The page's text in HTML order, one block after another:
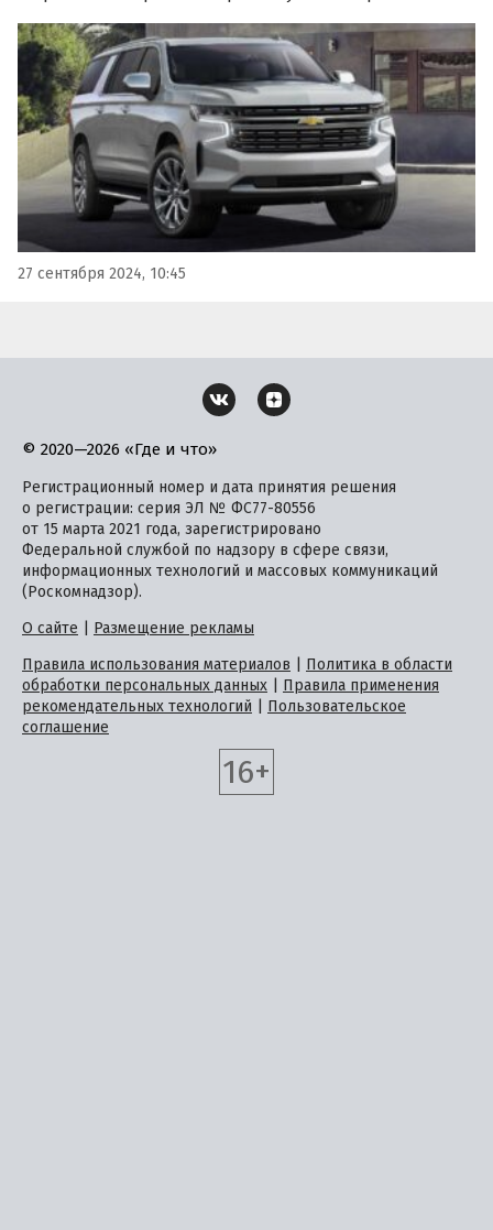
схемам и просят за них на одном из классифайдов
минимум 10 900 000 рублей, пишут «Автоновости дня».
27 сентября 2024, 10:45
© 2020—2026 «Где и что»
Регистрационный номер и дата принятия решения
о регистрации: серия ЭЛ № ФС77-80556
от 15 марта 2021 года, зарегистрировано
Федеральной службой по надзору в сфере связи,
информационных технологий и массовых коммуникаций
(Роскомнадзор).
О сайте
Размещение рекламы
Правила использования материалов
Политика в области
обработки персональных данных
Правила применения
рекомендательных технологий
Пользовательское
соглашение
16+